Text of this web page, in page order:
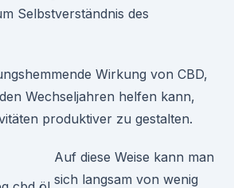
Selbstverständnis des
Wirkung von CBD,
Wechseljahren helfen kann,
produktiver zu gestalten.
Auf diese Weise kann man
sich langsam von wenig